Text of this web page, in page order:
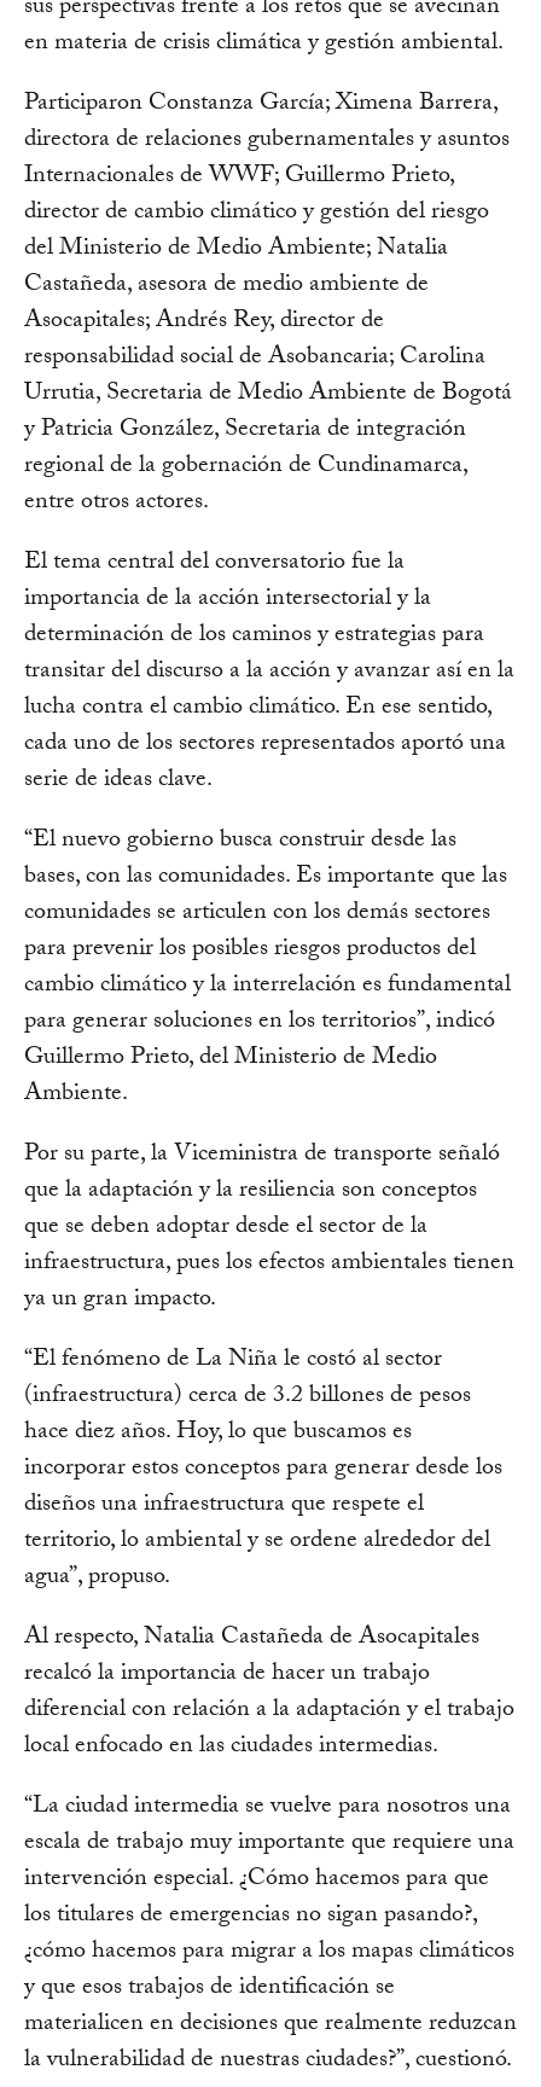
sus perspectivas frente a los retos que se avecinan
en materia de crisis climática y gestión ambiental.
Participaron Constanza García; Ximena Barrera,
directora de relaciones gubernamentales y asuntos
Internacionales de WWF; Guillermo Prieto,
director de cambio climático y gestión del riesgo
del Ministerio de Medio Ambiente; Natalia
Castañeda, asesora de medio ambiente de
Asocapitales; Andrés Rey, director de
responsabilidad social de Asobancaria; Carolina
Urrutia, Secretaria de Medio Ambiente de Bogotá
y Patricia González, Secretaria de integración
regional de la gobernación de Cundinamarca,
entre otros actores.
El tema central del conversatorio fue la
importancia de la acción intersectorial y la
determinación de los caminos y estrategias para
transitar del discurso a la acción y avanzar así en la
lucha contra el cambio climático. En ese sentido,
cada uno de los sectores representados aportó una
serie de ideas clave.
“El nuevo gobierno busca construir desde las
bases, con las comunidades. Es importante que las
comunidades se articulen con los demás sectores
para prevenir los posibles riesgos productos del
cambio climático y la interrelación es fundamental
para generar soluciones en los territorios”, indicó
Guillermo Prieto, del Ministerio de Medio
Ambiente.
Por su parte, la Viceministra de transporte señaló
que la adaptación y la resiliencia son conceptos
que se deben adoptar desde el sector de la
infraestructura, pues los efectos ambientales tienen
ya un gran impacto.
“El fenómeno de La Niña le costó al sector
(infraestructura) cerca de 3.2 billones de pesos
hace diez años. Hoy, lo que buscamos es
incorporar estos conceptos para generar desde los
diseños una infraestructura que respete el
territorio, lo ambiental y se ordene alrededor del
agua”, propuso.
Al respecto, Natalia Castañeda de Asocapitales
recalcó la importancia de hacer un trabajo
diferencial con relación a la adaptación y el trabajo
local enfocado en las ciudades intermedias.
“La ciudad intermedia se vuelve para nosotros una
escala de trabajo muy importante que requiere una
intervención especial. ¿Cómo hacemos para que
los titulares de emergencias no sigan pasando?,
¿cómo hacemos para migrar a los mapas climáticos
y que esos trabajos de identificación se
materialicen en decisiones que realmente reduzcan
la vulnerabilidad de nuestras ciudades?”, cuestionó.